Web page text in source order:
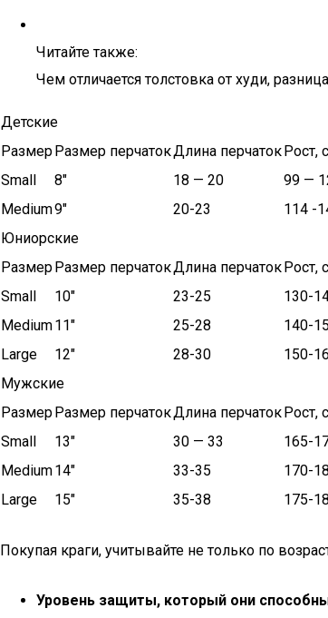
Читайте также:
Чем отличается толстовка от худи,
Детские
РазмерРазмер перчатокДлина перчатокРост,
Small
8″ 18 — 20 99 —
Medium9″ 20-23 114 -
Юниорские
РазмерРазмер перчатокДлина перчатокРост,
Small
10″ 23-25 130-
Medium11″ 25-28 140-
Large
12″ 28-30 150-
Мужские
РазмерРазмер перчатокДлина перчатокРост,
Small
13″ 30 — 33 165-
Medium14″ 33-35 170-
Large
15″ 35-38 175-
Покупая краги, учитывайте не только по
Уровень защиты, который они